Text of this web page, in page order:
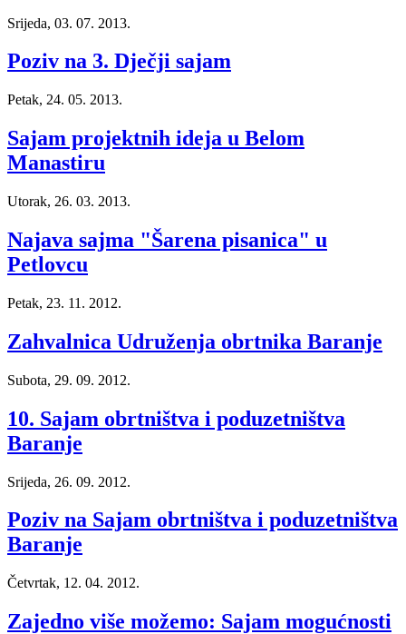
Srijeda, 03. 07. 2013.
Poziv na 3. Dječji sajam
Petak, 24. 05. 2013.
Sajam projektnih ideja u Belom
Manastiru
Utorak, 26. 03. 2013.
Najava sajma "Šarena pisanica" u
Petlovcu
Petak, 23. 11. 2012.
Zahvalnica Udruženja obrtnika Baranje
Subota, 29. 09. 2012.
10. Sajam obrtništva i poduzetništva
Baranje
Srijeda, 26. 09. 2012.
Poziv na Sajam obrtništva i poduzetništva
Baranje
Četvrtak, 12. 04. 2012.
Zajedno više možemo: Sajam mogućnosti